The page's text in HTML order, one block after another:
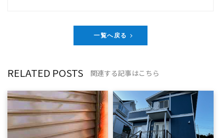
一覧へ戻る
RELATED POSTS 関連する記事はこちら